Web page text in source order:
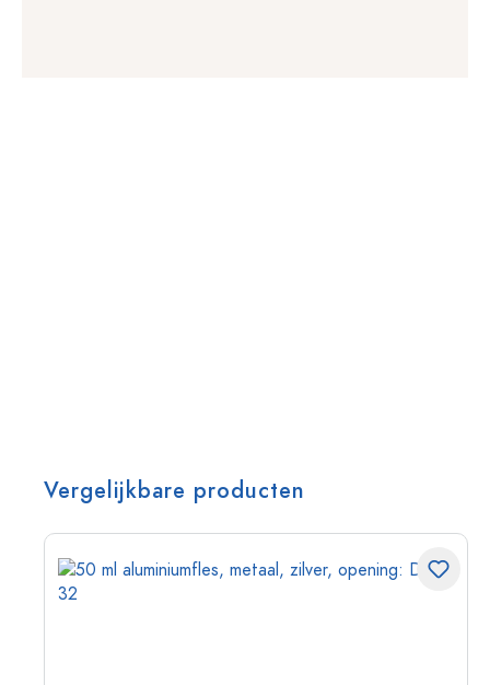
Vergelijkbare producten